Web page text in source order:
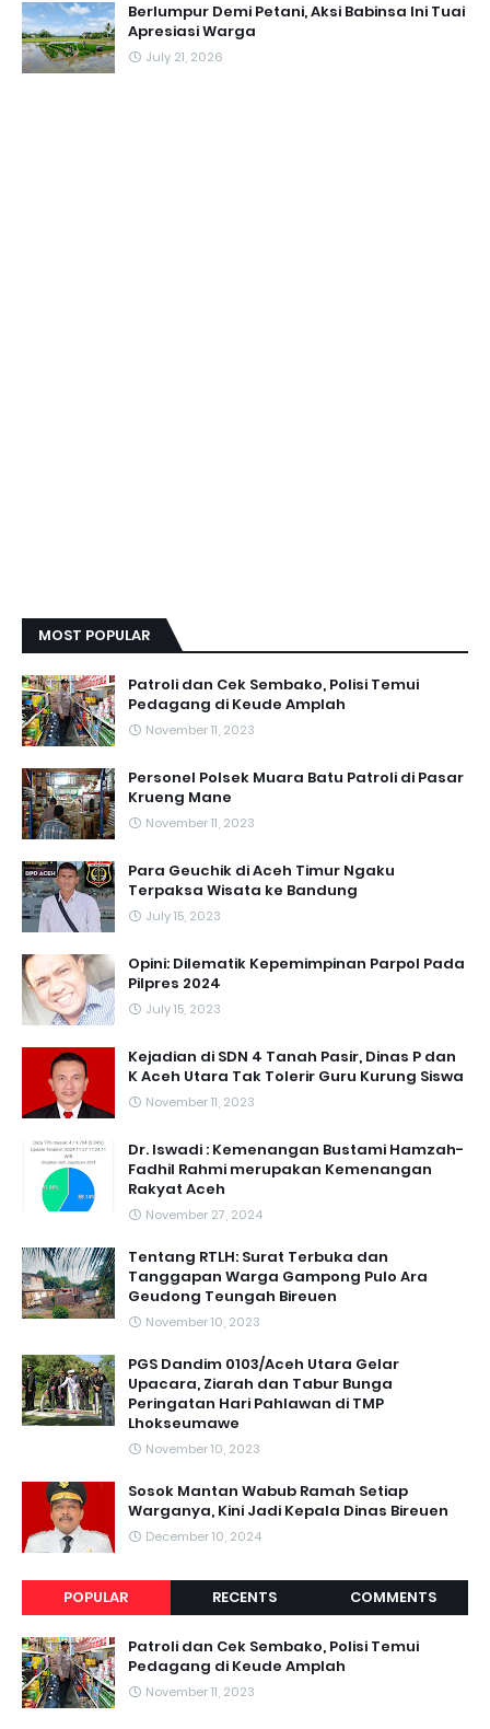
Berlumpur Demi Petani, Aksi Babinsa Ini Tuai
Apresiasi Warga
July 21, 2026
MOST POPULAR
Patroli dan Cek Sembako, Polisi Temui
Pedagang di Keude Amplah
November 11, 2023
Personel Polsek Muara Batu Patroli di Pasar
Krueng Mane
November 11, 2023
Para Geuchik di Aceh Timur Ngaku
Terpaksa Wisata ke Bandung
July 15, 2023
Opini: Dilematik Kepemimpinan Parpol Pada
Pilpres 2024
July 15, 2023
Kejadian di SDN 4 Tanah Pasir, Dinas P dan
K Aceh Utara Tak Tolerir Guru Kurung Siswa
November 11, 2023
Dr. Iswadi : Kemenangan Bustami Hamzah-
Fadhil Rahmi merupakan Kemenangan
Rakyat Aceh
November 27, 2024
Tentang RTLH: Surat Terbuka dan
Tanggapan Warga Gampong Pulo Ara
Geudong Teungah Bireuen
November 10, 2023
PGS Dandim 0103/Aceh Utara Gelar
Upacara, Ziarah dan Tabur Bunga
Peringatan Hari Pahlawan di TMP
Lhokseumawe
November 10, 2023
Sosok Mantan Wabub Ramah Setiap
Warganya, Kini Jadi Kepala Dinas Bireuen
December 10, 2024
POPULAR RECENTS COMMENTS
Patroli dan Cek Sembako, Polisi Temui
Pedagang di Keude Amplah
November 11, 2023